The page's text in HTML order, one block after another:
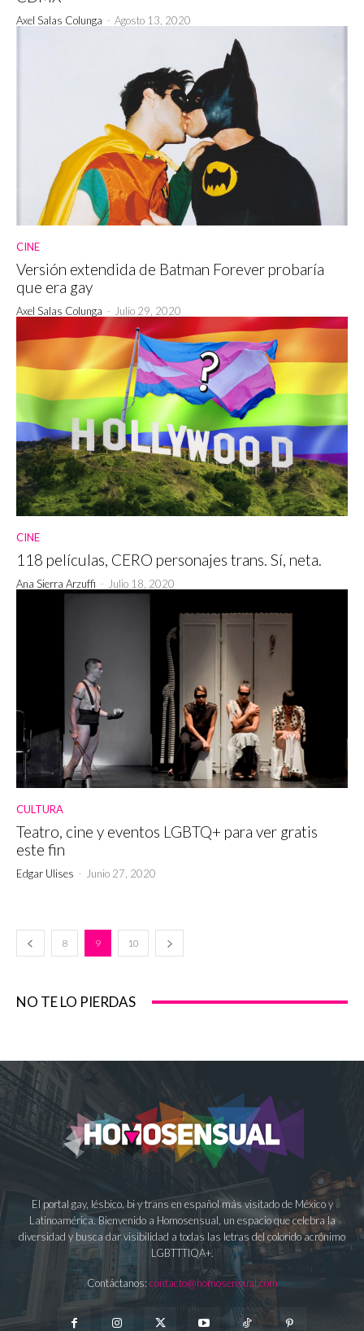
Axel Salas Colunga - Agosto 13, 2020
CINE
Versión extendida de Batman Forever probaría
que era gay
Axel Salas Colunga - Julio 29, 2020
CINE
118 películas, CERO personajes trans. Sí, neta.
Ana Sierra Arzuffi - Julio 18, 2020
CULTURA
Teatro, cine y eventos LGBTQ+ para ver gratis
este fin
Edgar Ulises - Junio 27, 2020
8 9 10
NO TE LO PIERDAS
El portal gay, lésbico, bi y trans en español más visitado de México y
Latinoamérica. Bienvenido a Homosensual, un espacio que celebra la
diversidad y busca dar visibilidad a todas las letras del colorido acrónimo
LGBTTTIQA+.
Contáctanos: contacto@homosensual.com